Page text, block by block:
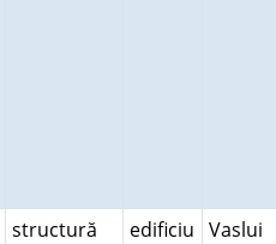
structură
edificiu Vaslui